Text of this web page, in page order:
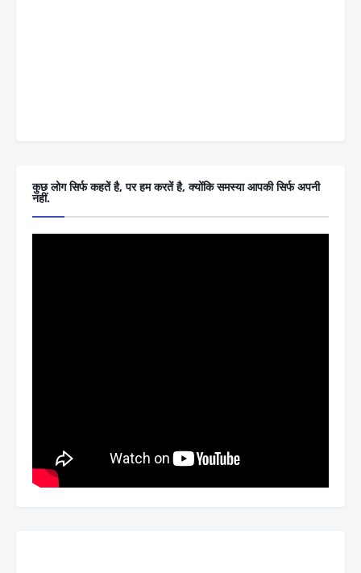
कुछ लोग सिर्फ कहतें है, पर हम करतें है, क्योंकि समस्या आपकी सिर्फ अपनी
नहीं.